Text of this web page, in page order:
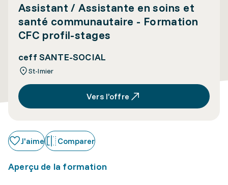
Assistant / Assistante en soins et
santé communautaire - Formation
CFC profil-stages
ceff SANTE-SOCIAL
St-Imier
Vers l’offre
J'aime Comparer
Aperçu de la formation